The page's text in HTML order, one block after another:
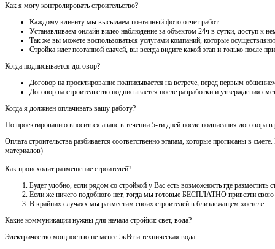
Как я могу контролировать строительство?
Каждому клиенту мы высылаем поэтапный фото отчет работ.
Устанавливаем онлайн видео наблюдение за объектом 24ч в сутки, доступ к
Так же вы можете воспользоваться услугами компаний, которые
Стройка идет поэтапной сдачей, вы всегда видите какой этап и только
Когда подписывается договор?
Договор на проектирование подписывается на встрече, перед первым
Договор на строительство подписывается после разработки и утверждения
Когда я должнен оплачивать вашу работу?
По проектированию вноситься аванс в течении 5-ти дней после подписания
Оплата строительства разбивается соответственно этапам, которые прописаны в
материалов)
Как происходит размещение строителей?
Будет удобно, если рядом со стройкой у Вас есть возможность где
Если же ничего подобного нет, тогда мы готовые БЕСПЛАТНО привезти свою
В крайних случаях мы разместим своих строителей в близлежащем хостеле
Какие коммуникации нужны для начала стройки: свет, вода?
Электричество мощностью не менее 5кВт и техническая вода.